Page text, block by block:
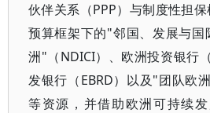
伙伴关系（PPP）与制度性担
预算框架下的"邻国、发展与
洲"（NDICI）、欧洲投资银行
发银行（EBRD）以及"团队欧
等资源，并借助欧洲可持续